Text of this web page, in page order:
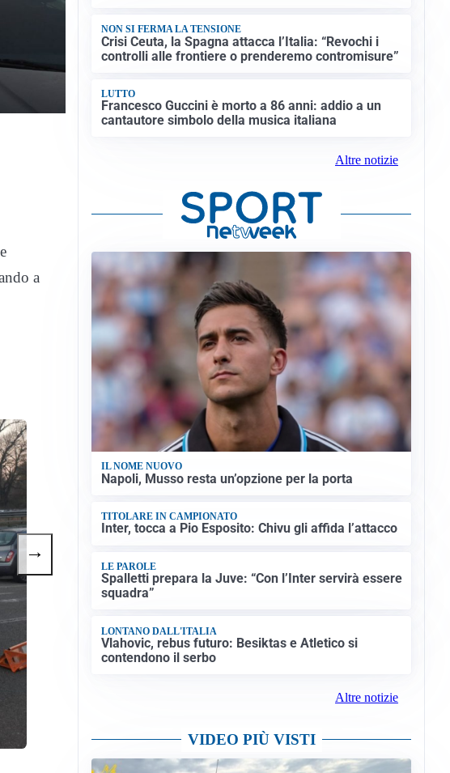
a
→
NON SI FERMA LA TENSIONE
Crisi Ceuta, la Spagna attacca l’Italia: “Revochi i
controlli alle frontiere o prenderemo contromisure”
LUTTO
Francesco Guccini è morto a 86 anni: addio a un
cantautore simbolo della musica italiana
Altre notizie
IL NOME NUOVO
Napoli, Musso resta un’opzione per la porta
TITOLARE IN CAMPIONATO
Inter, tocca a Pio Esposito: Chivu gli affida l’attacco
LE PAROLE
Spalletti prepara la Juve: “Con l’Inter servirà essere
squadra”
LONTANO DALL'ITALIA
Vlahovic, rebus futuro: Besiktas e Atletico si
contendono il serbo
Altre notizie
VIDEO PIÙ VISTI